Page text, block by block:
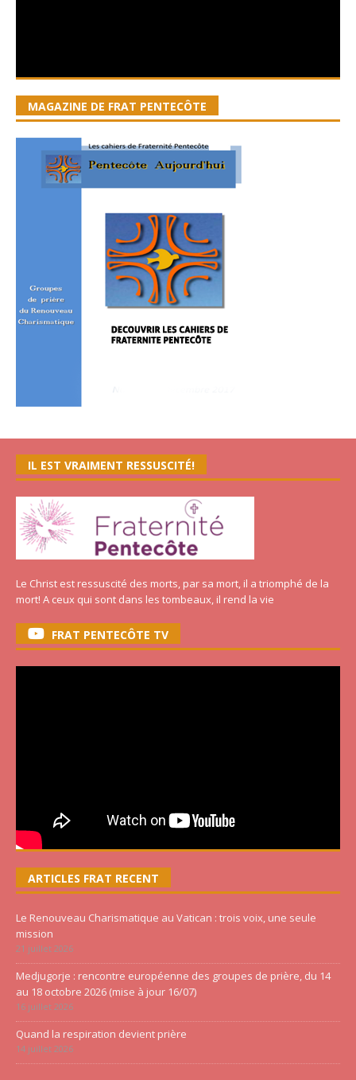
MAGAZINE DE FRAT PENTECÔTE
IL EST VRAIMENT RESSUSCITÉ!
Le Christ est ressuscité des morts, par sa mort, il a triomphé de la
mort! A ceux qui sont dans les tombeaux, il rend la vie
FRAT PENTECÔTE TV
ARTICLES FRAT RECENT
Le Renouveau Charismatique au Vatican : trois voix, une seule
mission
21 juillet 2026
Medjugorje : rencontre européenne des groupes de prière, du 14
au 18 octobre 2026 (mise à jour 16/07)
16 juillet 2026
Quand la respiration devient prière
14 juillet 2026